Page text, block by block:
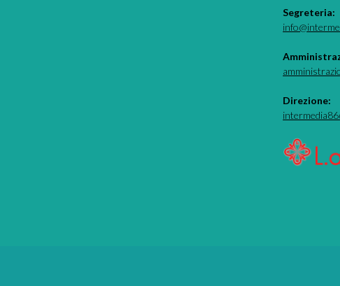
Segreteria:
Direzione: